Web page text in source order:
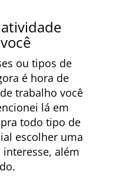
ou tipos de
é hora de
trabalho você
lá em
todo tipo de
escolher uma
além